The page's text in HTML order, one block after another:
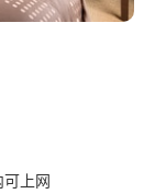
可上网